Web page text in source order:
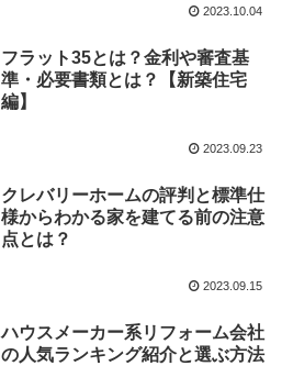
2023.10.04
フラット35とは？金利や審査基
準・必要書類とは？【新築住宅
編】
2023.09.23
クレバリーホームの評判と標準仕
様からわかる家を建てる前の注意
点とは？
2023.09.15
ハウスメーカー系リフォーム会社
の人気ランキング紹介と選ぶ方法